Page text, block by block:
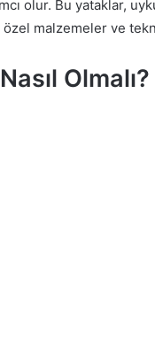
olur. Bu yataklar,
malzemeler ve
Olmalı?